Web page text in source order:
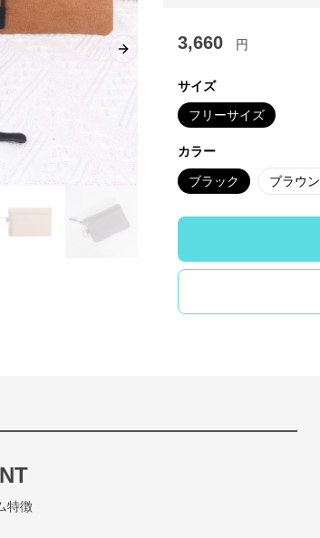
Next slide
3,660 円
サイズ
フリーサイズ
カラー
ブラック ブラウン
特徴